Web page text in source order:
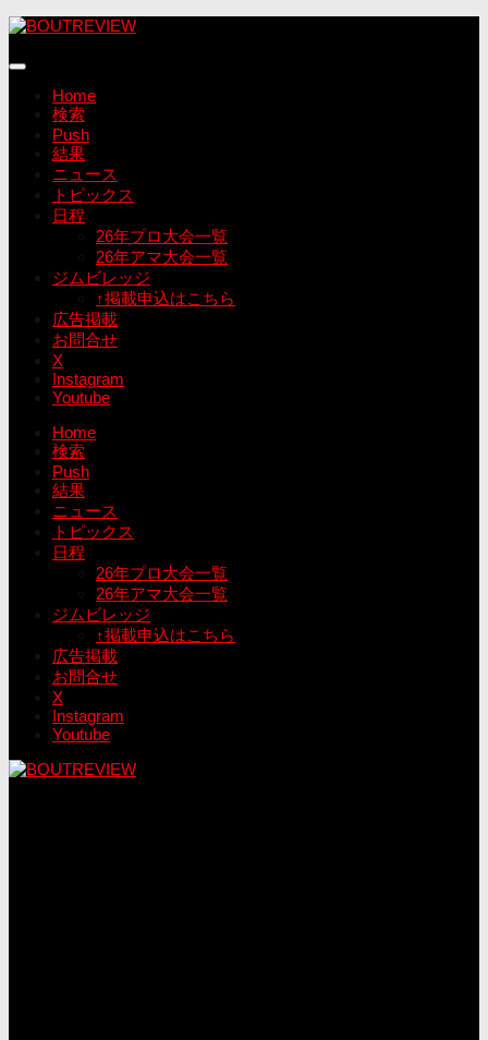
コ
テ
Home
検索
Push
結果
ニュース
トピックス
日程
26年プロ大会一覧
26年アマ大会一覧
ジムビレッジ
↑掲載申込はこちら
広告掲載
お問合せ
X
Instagram
Youtube
Home
検索
Push
結果
ニュース
トピックス
日程
26年プロ大会一覧
26年アマ大会一覧
ジムビレッジ
↑掲載申込はこちら
広告掲載
お問合せ
X
Instagram
Youtube